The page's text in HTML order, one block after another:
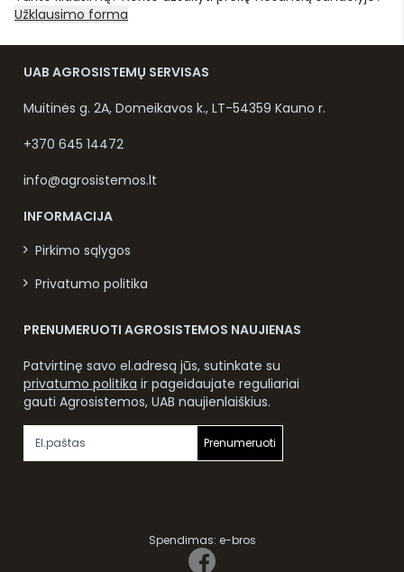
Užklausimo forma
UAB AGROSISTEMŲ SERVISAS
Muitinės g. 2A, Domeikavos k., LT-54359 Kauno r.
+370 645 14472
info@agrosistemos.lt
INFORMACIJA
Pirkimo sąlygos
Privatumo politika
PRENUMERUOTI AGROSISTEMOS NAUJIENAS
Patvirtinę savo el.adresą jūs, sutinkate su
privatumo politika ir pageidaujate reguliariai
gauti Agrosistemos, UAB naujienlaiškius.
Prenumeruoti
Spendimas: e-bros